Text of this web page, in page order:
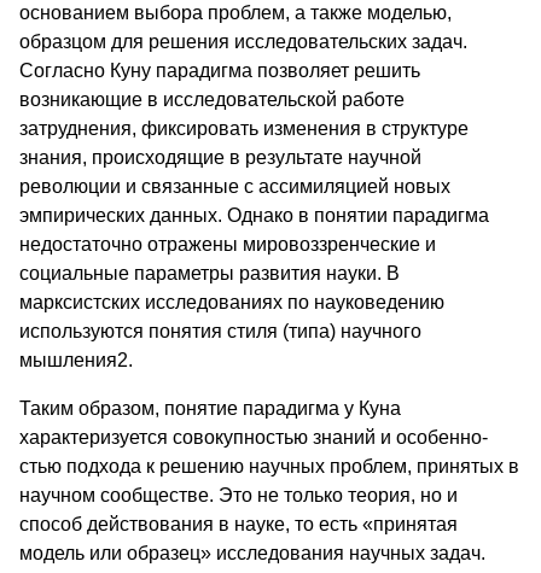
основанием выбора проблем, а также моделью,
образцом для решения исследовательских задач.
Согласно Куну парадигма позволяет решить
возникающие в исследовательской работе
затруднения, фиксировать изменения в структуре
знания, происходящие в результате научной
революции и связанные с ассимиляцией новых
эмпирических данных. Однако в понятии парадигма
недостаточно отражены мировоззренческие и
социальные параметры развития науки. В
марксистских исследованиях по науковедению
используются понятия стиля (типа) научного
мышления2.
Таким образом, понятие парадигма у Куна
характеризуется совокупностью знаний и особенно­
стью подхода к решению научных проблем, принятых в
научном сообществе. Это не только теория, но и
способ действования в науке, то есть «принятая
модель или образец» исследования научных задач.